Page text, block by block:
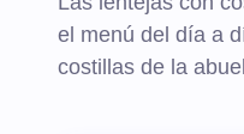
el menú del día a
costillas de la